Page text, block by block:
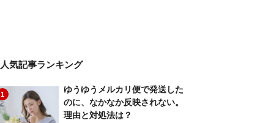
人気記事ランキング
1
ゆうゆうメルカリ便で発送した
のに、なかなか反映されない。
理由と対処法は？